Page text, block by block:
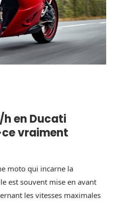
en Ducati
ce vraiment
moto qui incarne la
est souvent mise en avant
les vitesses maximales